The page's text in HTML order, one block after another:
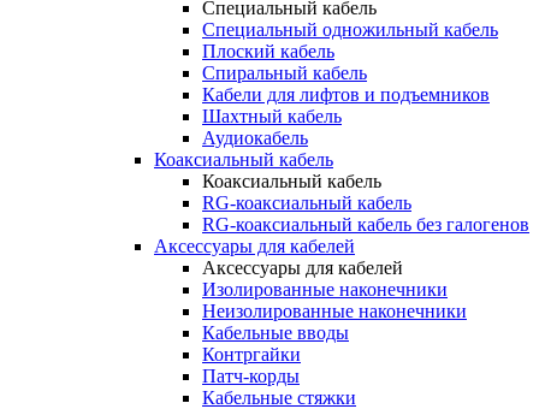
Специальный кабель
Специальный одножильный кабель
Плоский кабель
Спиральный кабель
Кабели для лифтов и подъемников
Шахтный кабель
Аудиокабель
Коаксиальный кабель
Коаксиальный кабель
RG-коаксиальный кабель
RG-коаксиальный кабель без галогенов
Аксессуары для кабелей
Аксессуары для кабелей
Изолированные наконечники
Неизолированные наконечники
Кабельные вводы
Контргайки
Патч-корды
Кабельные стяжки